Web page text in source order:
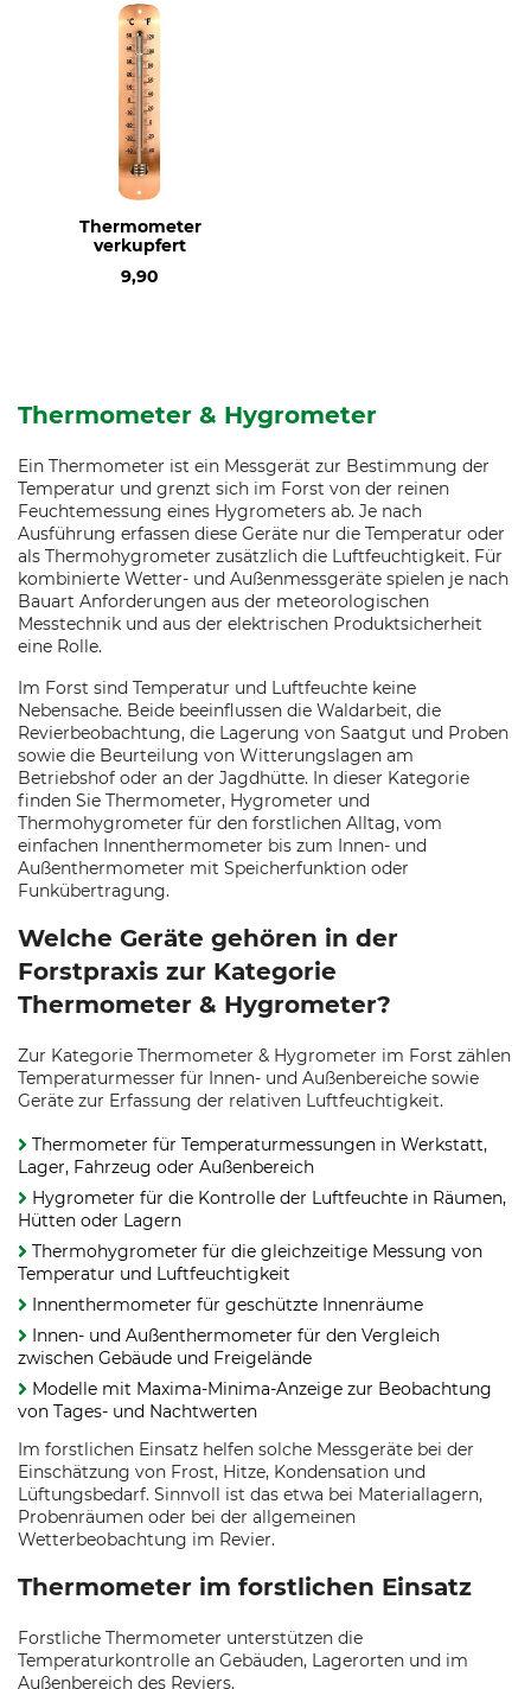
Thermometer
verkupfert
9,90
Thermometer & Hygrometer
Ein Thermometer ist ein Messgerät zur Bestimmung der
Temperatur und grenzt sich im Forst von der reinen
Feuchtemessung eines Hygrometers ab. Je nach
Ausführung erfassen diese Geräte nur die Temperatur oder
als Thermohygrometer zusätzlich die Luftfeuchtigkeit. Für
kombinierte Wetter- und Außenmessgeräte spielen je nach
Bauart Anforderungen aus der meteorologischen
Messtechnik und aus der elektrischen Produktsicherheit
eine Rolle.
Im Forst sind Temperatur und Luftfeuchte keine
Nebensache. Beide beeinflussen die Waldarbeit, die
Revierbeobachtung, die Lagerung von Saatgut und Proben
sowie die Beurteilung von Witterungslagen am
Betriebshof oder an der Jagdhütte. In dieser Kategorie
finden Sie Thermometer, Hygrometer und
Thermohygrometer für den forstlichen Alltag, vom
einfachen Innenthermometer bis zum Innen- und
Außenthermometer mit Speicherfunktion oder
Funkübertragung.
Welche Geräte gehören in der
Forstpraxis zur Kategorie
Thermometer & Hygrometer?
Zur Kategorie Thermometer & Hygrometer im Forst zählen
Temperaturmesser für Innen- und Außenbereiche sowie
Geräte zur Erfassung der relativen Luftfeuchtigkeit.
Thermometer für Temperaturmessungen in Werkstatt,
Lager, Fahrzeug oder Außenbereich
Hygrometer für die Kontrolle der Luftfeuchte in Räumen,
Hütten oder Lagern
Thermohygrometer für die gleichzeitige Messung von
Temperatur und Luftfeuchtigkeit
Innenthermometer für geschützte Innenräume
Innen- und Außenthermometer für den Vergleich
zwischen Gebäude und Freigelände
Modelle mit Maxima-Minima-Anzeige zur Beobachtung
von Tages- und Nachtwerten
Im forstlichen Einsatz helfen solche Messgeräte bei der
Einschätzung von Frost, Hitze, Kondensation und
Lüftungsbedarf. Sinnvoll ist das etwa bei Materiallagern,
Probenräumen oder bei der allgemeinen
Wetterbeobachtung im Revier.
Thermometer im forstlichen Einsatz
Forstliche Thermometer unterstützen die
Temperaturkontrolle an Gebäuden, Lagerorten und im
Außenbereich des Reviers.